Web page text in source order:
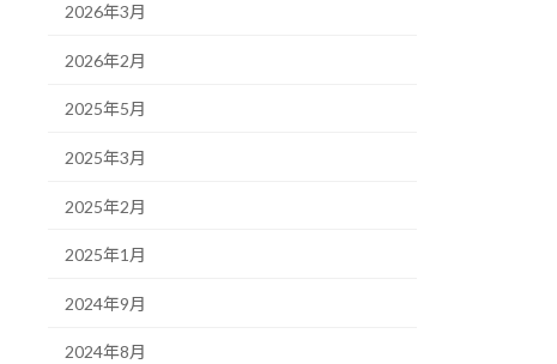
2026年3月
2026年2月
2025年5月
2025年3月
2025年2月
2025年1月
2024年9月
2024年8月